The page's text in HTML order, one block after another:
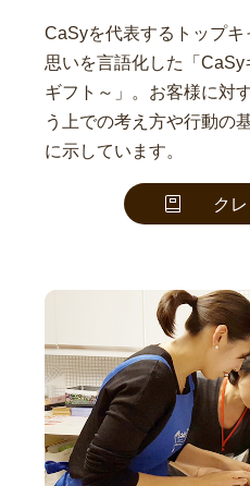
CaSyを代表するトップ
思いを言語化した「
ギフト～」。お客様に対
う上での考え方や行動の
に示しています。
ク